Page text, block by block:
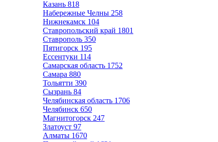
Казань 818
Набережные Челны 258
Нижнекамск 104
Ставропольский край 1801
Ставрополь 350
Пятигорск 195
Ессентуки 114
Самарская область 1752
Самара 880
Тольятти 390
Сызрань 84
Челябинская область 1706
Челябинск 650
Магнитогорск 247
Златоуст 97
Алматы 1670